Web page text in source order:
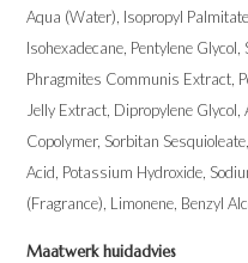
Aqua (Water), Isopropyl
Isohexadecane, Pentylene
Phragmites Communis Extract,
Jelly Extract, Dipropylene
Copolymer, Sorbitan
Acid, Potassium Hydroxide,
(Fragrance), Limonene, Benzyl
Maatwerk huidadvies